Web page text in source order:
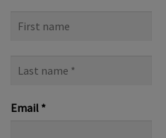
name
name
Email *